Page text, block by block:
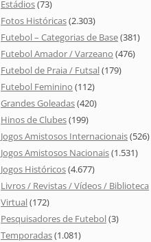
Estádios(73)
Fotos Históricas(2.303)
Futebol – Categorias de Base(381)
Futebol Amador / Varzeano (476)
Futebol de Praia / Futsal(179)
Futebol Feminino (112)
Grandes Goleadas(420)
Hinos de Clubes(199)
Jogos Amistosos Internacionais(526)
Jogos Amistosos Nacionais(1.531)
Jogos Históricos(4.677)
Livros / Revistas / Vídeos / Biblioteca
Virtual(172)
Pesquisadores de Futebol(3)
Temporadas(1.081)